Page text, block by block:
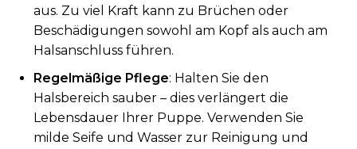
aus. Zu viel Kraft kann zu Brüchen oder
Beschädigungen sowohl am Kopf als auch am
Halsanschluss führen.
Regelmäßige Pflege: Halten Sie den
Halsbereich sauber – dies verlängert die
Lebensdauer Ihrer Puppe. Verwenden Sie
milde Seife und Wasser zur Reinigung und